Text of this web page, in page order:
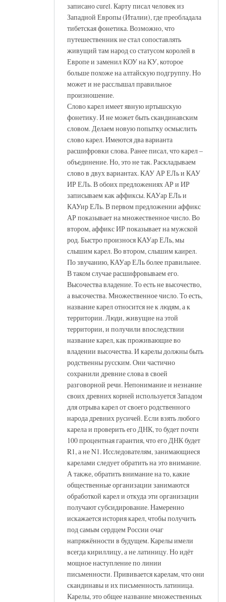
записано curel. Карту писал человек из
Западной Европы (Италии), где преобладала
тибетская фонетика. Возможно, что
путешественник не стал сопоставлять
живущий там народ со статусом королей в
Европе и заменил КОУ на КУ, которое
больше похоже на алтайскую подгруппу. Но
может и не расслышал правильное
произношение.
Слово карел имеет явную иртышскую
фонетику. И не может быть скандинавским
словом. Делаем новую попытку осмыслить
слово карел. Имеются два варианта
расшифровки слова. Ранее писал, что карел –
объединение. Но, это не так. Раскладываем
слово в двух вариантах. КАУ АР ЕЛь и КАУ
ИР ЕЛь. В обоих предложениях АР и ИР
записываем как аффиксы. КАУар ЕЛь и
КАУир ЕЛь. В первом предложении аффикс
АР показывает на множественное число. Во
втором, аффикс ИР показывает на мужской
род. Быстро произнося КАУар ЕЛь, мы
слышим карел. Во втором, слышим каирел.
По звучанию, КАУар ЕЛь более правильнее.
В таком случае расшифровываем его.
Высочества владение. То есть не высочество,
а высочества. Множественное число. То есть,
название карел относится не к людям, а к
территории. Люди, живущие на этой
территории, и получили впоследствии
название карел, как проживающие во
владении высочества. И карелы должны быть
родственны русским. Они частично
сохранили древние слова в своей
разговорной речи. Непонимание и незнание
своих древних корней используется Западом
для отрыва карел от своего родственного
народа древних русичей. Если взять любого
карела и проверить его ДНК, то будет почти
100 процентная гарантия, что его ДНК будет
R1, а не N1. Исследователям, занимающиеся
карелами следует обратить на это внимание.
А также, обратить внимание на то, какие
общественные организации занимаются
обработкой карел и откуда эти организации
получают субсидирование. Намеренно
искажается история карел, чтобы получить
под самым сердцем России очаг
напряжённости в будущем. Карелы имели
всегда кириллицу, а не латиницу. Но идёт
мощное наступление по линии
письменности. Прививается карелам, что они
скандинавы и их письменность латиница.
Карелы, это общее название множественных